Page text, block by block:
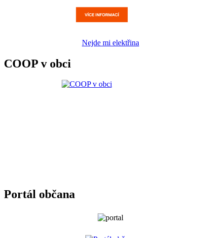
Nejde mi elektřina
COOP v obci
Portál občana